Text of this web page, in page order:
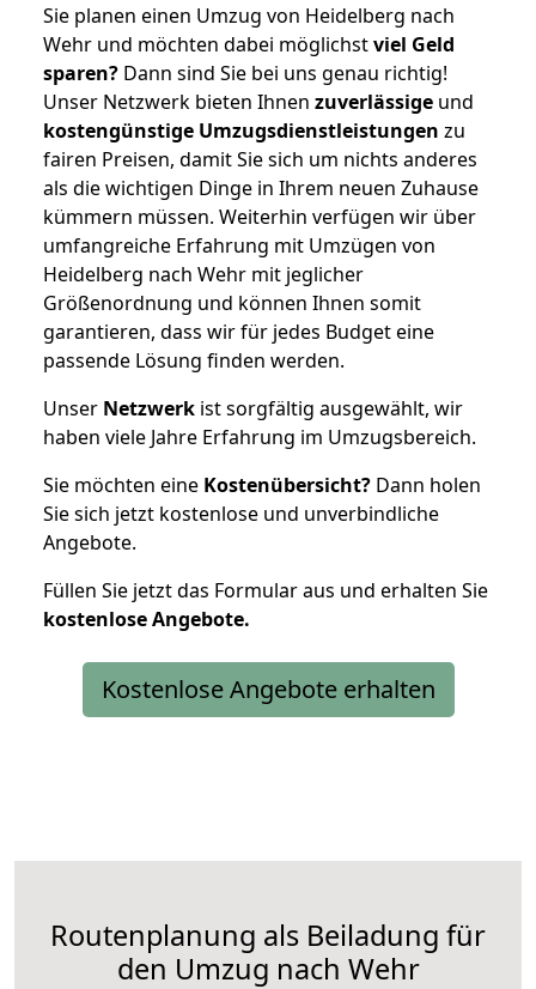
Sie planen einen Umzug von Heidelberg nach
Wehr und möchten dabei möglichstviel Geld
sparen? Dann sind Sie bei uns genau richtig!
Unser Netzwerk bieten Ihnen zuverlässige und
kostengünstige Umzugsdienstleistungen zu
fairen Preisen, damit Sie sich um nichts anderes
als die wichtigen Dinge in Ihrem neuen Zuhause
kümmern müssen. Weiterhin verfügen wir über
umfangreiche Erfahrung mit Umzügen von
Heidelberg nach Wehr mit jeglicher
Größenordnung und können Ihnen somit
garantieren, dass wir für jedes Budget eine
passende Lösung finden werden.
Unser Netzwerk ist sorgfältig ausgewählt, wir
haben viele Jahre Erfahrung im Umzugsbereich.
Sie möchten eine Kostenübersicht? Dann holen
Sie sich jetzt kostenlose und unverbindliche
Angebote.
Füllen Sie jetzt das Formular aus und erhalten Sie
kostenloseAngebote.
Kostenlose Angebote erhalten
Routenplanung als Beiladung für
den Umzug nach Wehr